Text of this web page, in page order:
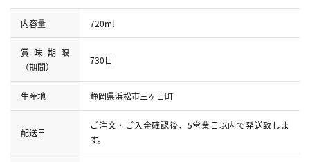
内容量 720ml
賞味期限
（期間）
730日
生産地 静岡県浜松市三ヶ日町
配送日
ご注文・ご入金確認後、5営業日以内で発送致しま
す。